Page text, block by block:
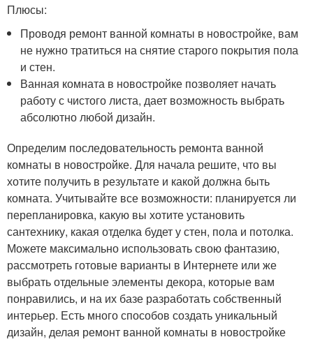
Плюсы:
Проводя ремонт ванной комнаты в новостройке, вам
не нужно тратиться на снятие старого покрытия пола
и стен.
Ванная комната в новостройке позволяет начать
работу с чистого листа, дает возможность выбрать
абсолютно любой дизайн.
Определим последовательность ремонта ванной
комнаты в новостройке. Для начала решите, что вы
хотите получить в результате и какой должна быть
комната. Учитывайте все возможности: планируется ли
перепланировка, какую вы хотите установить
сантехнику, какая отделка будет у стен, пола и потолка.
Можете максимально использовать свою фантазию,
рассмотреть готовые варианты в Интернете или же
выбрать отдельные элементы декора, которые вам
понравились, и на их базе разработать собственный
интерьер. Есть много способов создать уникальный
дизайн, делая ремонт ванной комнаты в новостройке